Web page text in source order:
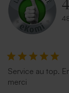
Service au top.
merci